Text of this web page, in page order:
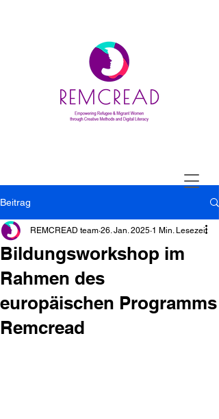
Beitrag
Bildungsworkshop im
Rahmen des
europäischen Programms
Remcread
REMCREAD team 26. Jan. 2025 1 Min. Lesezeit